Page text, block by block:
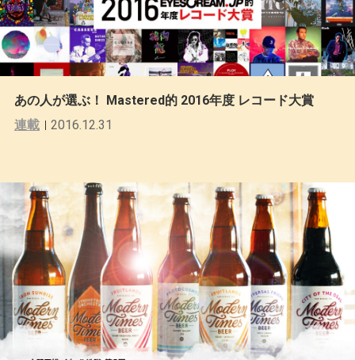
あの人が選ぶ！ Mastered的 2016年度 レコード大賞
連載
2016.12.31